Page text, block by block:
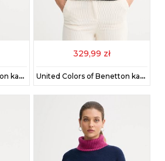
United Colors of Benetton kamizelka z domieszką moheru damski kolor brązowy 1VAAE403E
329,99 zł
United Colors of Benetton kamizelka z domieszką moheru damski kolor czarny 1VAAE403E